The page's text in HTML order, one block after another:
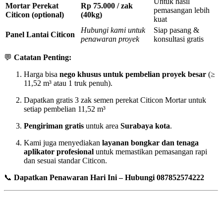
Mortar Perekat
Citicon (optional)
Rp 75.000 / zak
(40kg)
pemasangan lebih
kuat
Panel Lantai Citicon
Hubungi kami untuk
penawaran proyek
Siap pasang &
konsultasi gratis
💬 Catatan Penting:
Harga bisa nego khusus untuk pembelian proyek besar (≥
11,52 m³ atau 1 truk penuh).
Dapatkan gratis 3 zak semen perekat Citicon Mortar untuk
setiap pembelian 11,52 m³
Pengiriman gratis untuk area Surabaya kota.
Kami juga menyediakan layanan bongkar dan tenaga
aplikator profesional untuk memastikan pemasangan rapi
dan sesuai standar Citicon.
📞 Dapatkan Penawaran Hari Ini – Hubungi 087852574222